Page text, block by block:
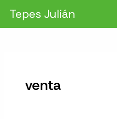
contenido
Tepes Julián
venta